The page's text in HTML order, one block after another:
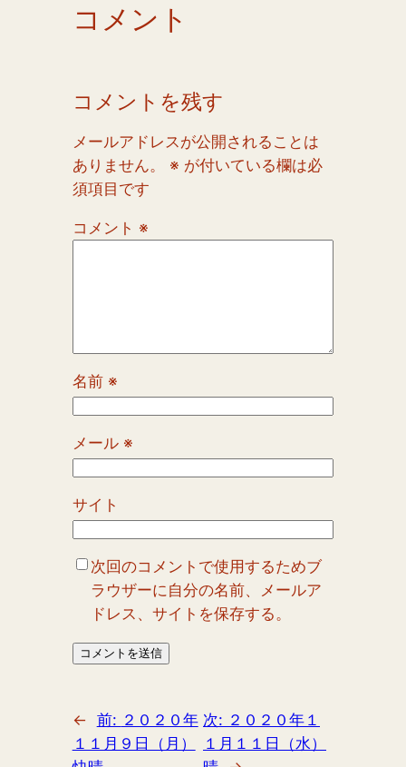
コメント
コメントを残す
メールアドレスが公開されることは
ありません。
※ が付いている欄は必
須項目です
コメント ※
名前 ※
メール ※
サイト
次回のコメントで使用するためブ
ラウザーに自分の名前、メールア
ドレス、サイトを保存する。
← 前: ２０２０年
１１月９日（月）
次: ２０２０年１
１月１１日（水）